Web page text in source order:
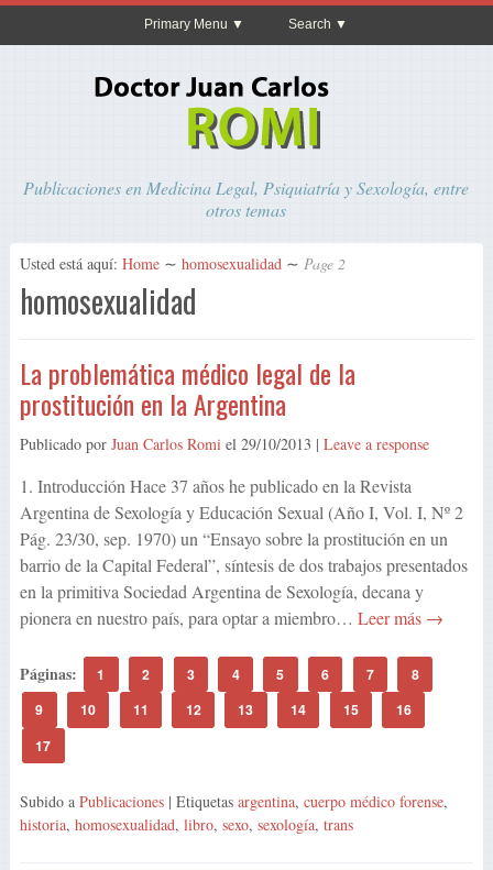
Primary Menu Search
Publicaciones en Medicina Legal, Psiquiatría y Sexología, entre
otros temas
Usted está aquí: Home ∼ homosexualidad ∼ Page 2
homosexualidad
La problemática médico legal de la
prostitución en la Argentina
Publicado por Juan Carlos Romi el 29/10/2013 | Leave a response
1. Introducción Hace 37 años he publicado en la Revista
Argentina de Sexología y Educación Sexual (Año I, Vol. I, Nº 2
Pág. 23/30, sep. 1970) un “Ensayo sobre la prostitución en un
barrio de la Capital Federal”, síntesis de dos trabajos presentados
en la primitiva Sociedad Argentina de Sexología, decana y
pionera en nuestro país, para optar a miembro… Leer más →
Páginas: 1 2 3 4 5 6 7
8
9
10 11 12 13 14 15
16
17
Subido a Publicaciones | Etiquetas argentina, cuerpo médico forense,
historia, homosexualidad, libro, sexo, sexología, trans